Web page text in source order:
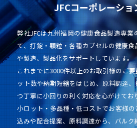
JFCコーポレーショ
弊社JFCは九州福岡の健康食品製造専
て、打錠・顆粒・各種カプセルの健康
や製造、製品化をサポートしています。
これまでに3000件以上のお取引様のご
ット数や納期短縮をはじめ、原料調達
つ丁寧に小回りの利く対応を心がけてお
小ロット・多品種・低コストでお客様
込みや配合提案、原料調達から、バルク